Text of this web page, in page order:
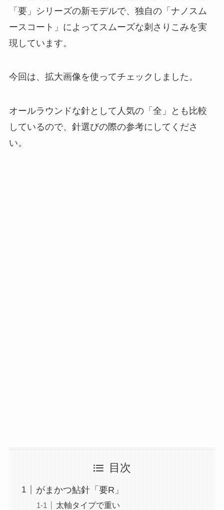
「要」シリーズの新モデルで、独自の「ナノスム
ースコート」によってスムーズな刺さりこみを実
現しています。
今回は、拡大画像を使ってチェックしました。
オールラウンドな針として人気の「全」とも比較
しているので、針選びの際の参考にしてくださ
い。
目次
がまかつ鮎針「要R」
太軸タイプで重い